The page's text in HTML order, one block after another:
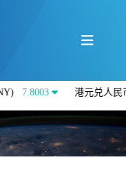
7.8003 港元兑人民币